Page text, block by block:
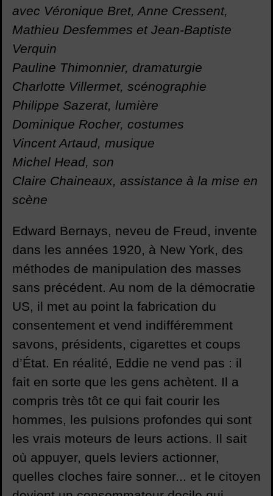
avec Véronique Bret, Anne Cressent,
Mathieu Desfemmes et Jean-Baptiste
Verquin
Pauline Thimonnier, dramaturgie
Charlotte Villermet, scénographie
Philippe Sazerat, lumière
Dominique Rocher, costumes
Vincent Artaud, musique
Michel Head, son
Claire Chaineaux, assistance à la mise en
scène
Edward Bernays, neveu de Freud, invente
dans les années 1920, à New York, des
méthodes de manipulation des masses
sans précédent. Au nom de la démocratie
US, il met au point la fabrication du
consentement et vend indifféremment
savons, présidents, cigarettes et coups
d’État. En réalité, Eddie ne vend pas : il
fait en sorte que les gens achètent. Il a
compris très tôt ce qui fait courir les
hommes, les pulsions profondes qui sont
les vrais moteurs de leurs actions. Il sait
où appuyer, quels leviers actionner,
quelles cloches faire sonner... et le citoyen